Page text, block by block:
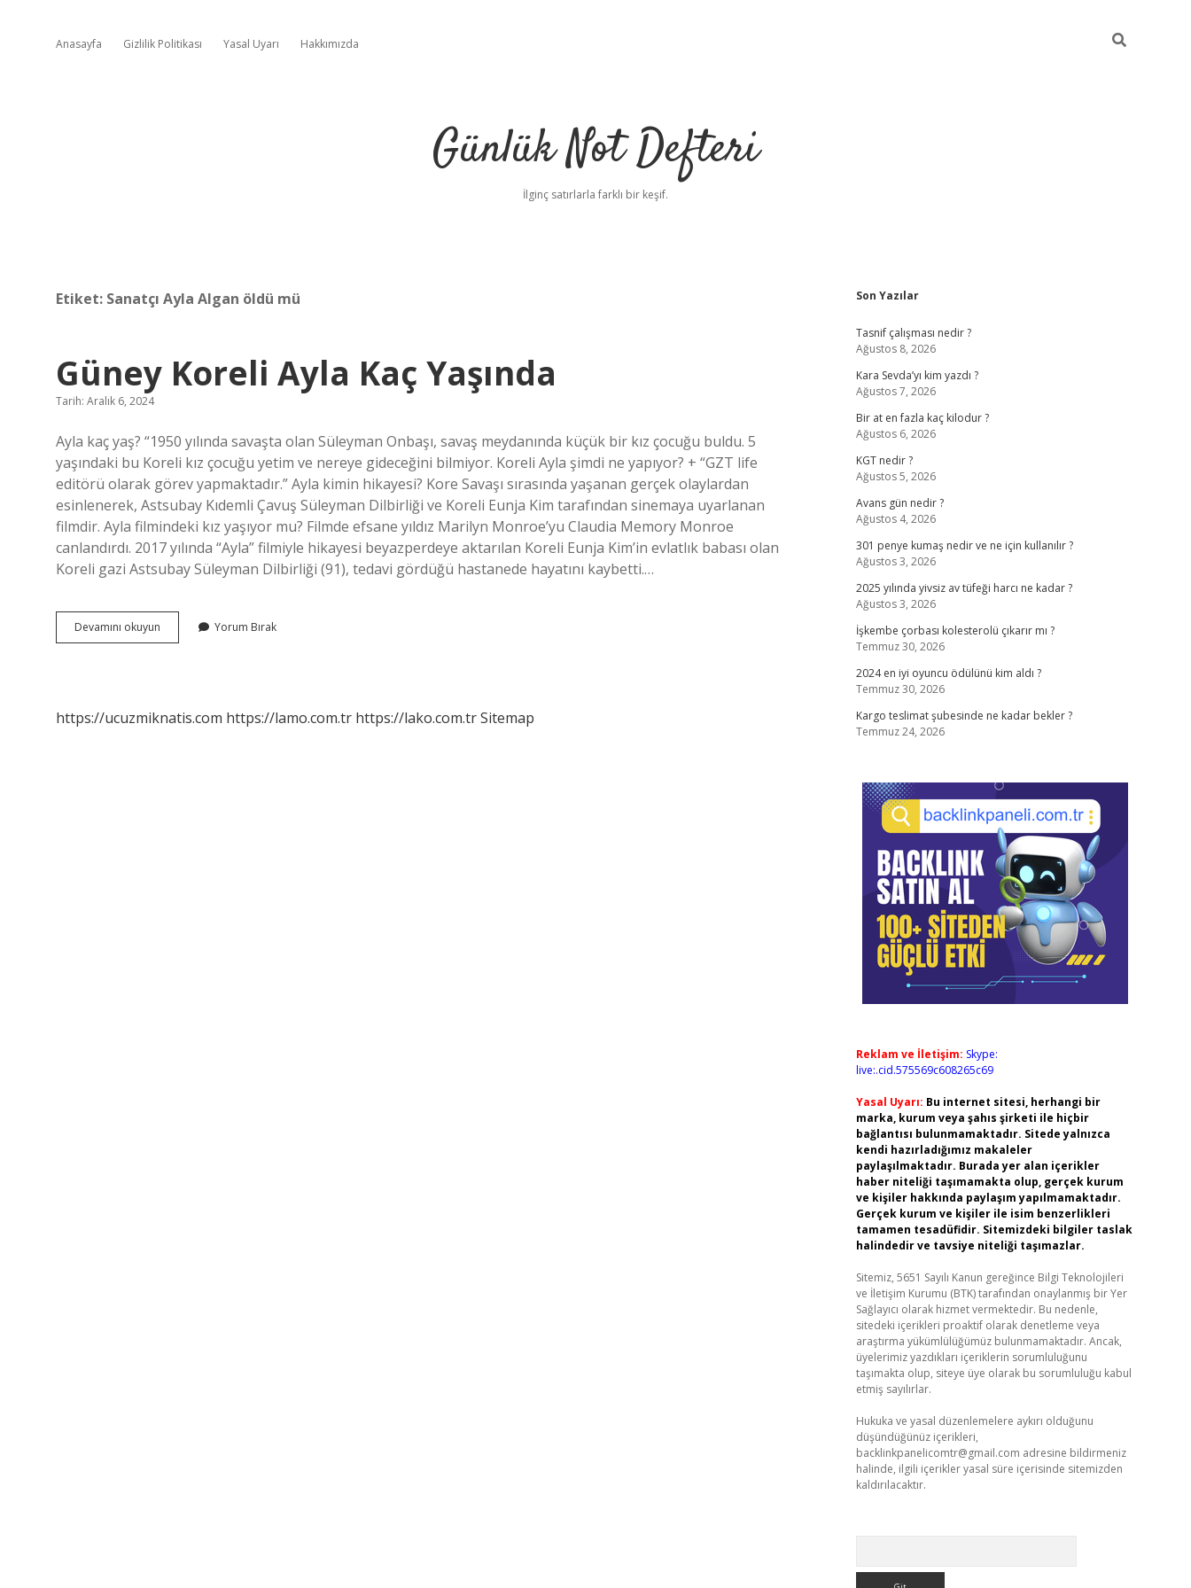
Anasayfa Gizlilik Politikası Yasal Uyarı Hakkımızda
Günlük Not Defteri
İlginç satırlarla farklı bir keşif.
Etiket: Sanatçı Ayla Algan öldü mü
Güney Koreli Ayla Kaç Yaşında
Tarih: Aralık 6, 2024
Ayla kaç yaş? “1950 yılında savaşta olan Süleyman Onbaşı, savaş meydanında küçük bir kız çocuğu buldu. 5
yaşındaki bu Koreli kız çocuğu yetim ve nereye gideceğini bilmiyor. Koreli Ayla şimdi ne yapıyor? + “GZT life
editörü olarak görev yapmaktadır.” Ayla kimin hikayesi? Kore Savaşı sırasında yaşanan gerçek olaylardan
esinlenerek, Astsubay Kıdemli Çavuş Süleyman Dilbirliği ve Koreli Eunja Kim tarafından sinemaya uyarlanan
filmdir. Ayla filmindeki kız yaşıyor mu? Filmde efsane yıldız Marilyn Monroe’yu Claudia Memory Monroe
canlandırdı. 2017 yılında “Ayla” filmiyle hikayesi beyazperdeye aktarılan Koreli Eunja Kim’in evlatlık babası olan
Koreli gazi Astsubay Süleyman Dilbirliği (91), tedavi gördüğü hastanede hayatını kaybetti.…
Devamını okuyun
Koreli
Yorum Bırak
https://ucuzmiknatis.com https://lamo.com.tr https://lako.com.trSitemap
Sidebar
Son Yazılar
Tasnif çalışması nedir ?
Ağustos 8, 2026
Kara Sevda’yı kim yazdı ?
Ağustos 7, 2026
Bir at en fazla kaç kilodur ?
Ağustos 6, 2026
KGT nedir ?
Ağustos 5, 2026
Avans gün nedir ?
Ağustos 4, 2026
301 penye kumaş nedir ve ne için kullanılır ?
Ağustos 3, 2026
2025 yılında yivsiz av tüfeği harcı ne kadar ?
Ağustos 3, 2026
İşkembe çorbası kolesterolü çıkarır mı ?
Temmuz 30, 2026
2024 en iyi oyuncu ödülünü kim aldı ?
Temmuz 30, 2026
Kargo teslimat şubesinde ne kadar bekler ?
Temmuz 24, 2026
Reklam ve İletişim: Skype:
live:.cid.575569c608265c69
Yasal Uyarı: Bu internet sitesi, herhangi bir
marka, kurum veya şahıs şirketi ile hiçbir
bağlantısı bulunmamaktadır. Sitede yalnızca
kendi hazırladığımız makaleler
paylaşılmaktadır. Burada yer alan içerikler
haber niteliği taşımamakta olup, gerçek kurum
ve kişiler hakkında paylaşım yapılmamaktadır.
Gerçek kurum ve kişiler ile isim benzerlikleri
tamamen tesadüfidir. Sitemizdeki bilgiler taslak
halindedir ve tavsiye niteliği taşımazlar.
Sitemiz, 5651 Sayılı Kanun gereğince Bilgi Teknolojileri
ve İletişim Kurumu (BTK) tarafından onaylanmış bir Yer
Sağlayıcı olarak hizmet vermektedir. Bu nedenle,
sitedeki içerikleri proaktif olarak denetleme veya
araştırma yükümlülüğümüz bulunmamaktadır. Ancak,
üyelerimiz yazdıkları içeriklerin sorumluluğunu
taşımakta olup, siteye üye olarak bu sorumluluğu kabul
etmiş sayılırlar.
Hukuka ve yasal düzenlemelere aykırı olduğunu
düşündüğünüz içerikleri,
backlinkpanelicomtr@gmail.com adresine bildirmeniz
halinde, ilgili içerikler yasal süre içerisinde sitemizden
kaldırılacaktır.